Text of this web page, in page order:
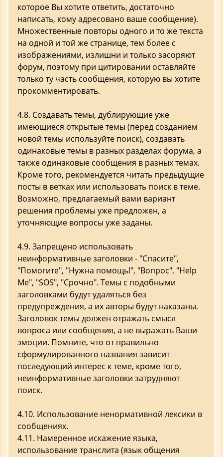
которое Вы хотите ответить, достаточно
написать, кому адресовано ваше сообщение).
Множественные повторы одного и то же текста
на одной и той же странице, тем более с
изображениями, излишни и только засоряют
форум, поэтому при цитировании оставляйте
только ту часть сообщения, которую вы хотите
прокомментировать.
4.8. Создавать темы, дублирующие уже
имеющиеся открытые темы (перед созданием
новой темы используйте поиск), создавать
одинаковые темы в разных разделах форума, а
также одинаковые сообщения в разных темах.
Кроме того, рекомендуется читать предыдущие
посты в ветках или использовать поиск в теме.
Возможно, предлагаемый вами вариант
решения проблемы уже предложен, а
уточняющие вопросы уже заданы.
4.9. Запрещено использовать
неинформативные заголовки - "Спасите",
"Помогите", "Нужна помощь!", "Вопрос", "Help
Me", "SOS", "Срочно". Темы с подобными
заголовками будут удаляться без
предупреждения, а их авторы будут наказаны.
Заголовок темы должен отражать смысл
вопроса или сообщения, а не выражать Ваши
эмоции. Помните, что от правильно
сформулированного названия зависит
последующий интерес к теме, кроме того,
неинформативные заголовки затрудняют
поиск.
4.10. Использование ненормативной лексики в
сообщениях.
4.11. Намеренное искажение языка,
использование транслита (язык общения